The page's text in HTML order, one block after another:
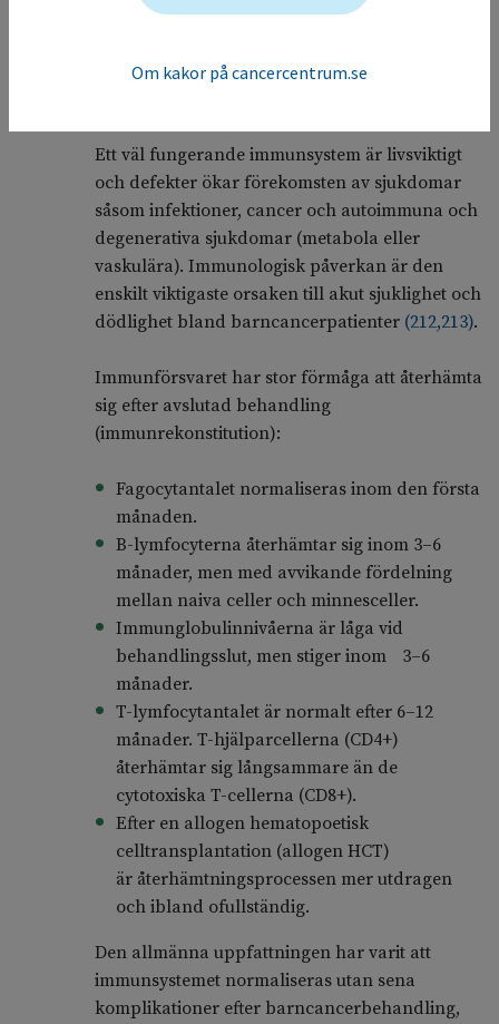
Ett väl fungerande immunsystem är livsviktigt
och defekter ökar förekomsten av sjukdomar
såsom infektioner, cancer och autoimmuna och
degenerativa sjukdomar (metabola eller
vaskulära). Immunologisk påverkan är den
enskilt viktigaste orsaken till akut sjuklighet och
dödlighet bland barncancerpatienter (212,213).
Immunförsvaret har stor förmåga att återhämta
sig efter avslutad behandling
(immunrekonstitution):
Fagocytantalet normaliseras inom den första
månaden.
B-lymfocyterna återhämtar sig inom 3–6
månader, men med avvikande fördelning
mellan naiva celler och minnesceller.
Immunglobulinnivåerna är låga vid
behandlingsslut, men stiger inom 3–6
månader.
T-lymfocytantalet är normalt efter 6–12
månader. T-hjälparcellerna (CD4+)
återhämtar sig långsammare än de
cytotoxiska T-cellerna (CD8+).
Efter en allogen hematopoetisk
celltransplantation (allogen HCT)
är återhämtningsprocessen mer utdragen
och ibland ofullständig.
Den allmänna uppfattningen har varit att
immunsystemet normaliseras utan sena
komplikationer efter barncancerbehandling,
Om kakor på cancercentrum.se